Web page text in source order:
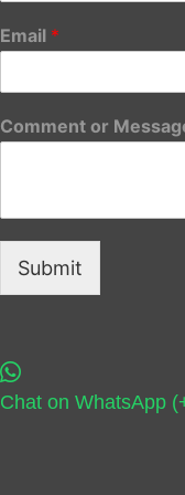
Email *
Comment or
Submit
Chat on WhatsApp